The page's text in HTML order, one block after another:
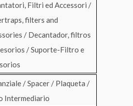
Filtri ed Accessori /
filters and
/ Decantador, filtros
/ Suporte-Filtro e
/ Spacer / Plaqueta /
Intermediario